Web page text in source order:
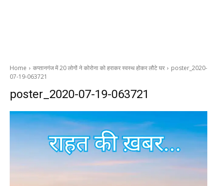
Home कप्तानगंज में 20 लोगों ने कोरोना को हराकर स्वस्थ होकर लौटे घर
poster_2020-
07-19-063721
poster_2020-07-19-063721